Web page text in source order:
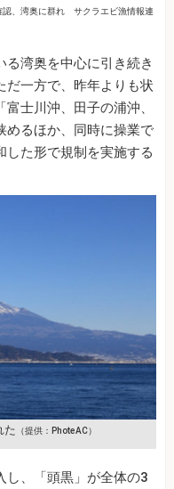
認、湾奥に群れ サクラエビ漁情報連
る湾奥を中心に引き続き
だ一方で、昨年よりも状
士川沖、田子の浦沖、
めるほか、同時に操業で
した形で規制を実施する
た （提供：PhoteAC）
し、「頭黒」が全体の3